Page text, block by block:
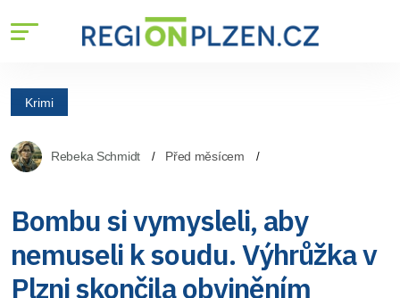
Krimi
Rebeka Schmidt Před měsícem
Bombu si vymysleli, aby
nemuseli k soudu. Výhrůžka v
Plzni skončila obviněním